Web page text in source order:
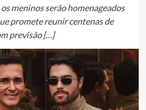
meninos serão homenageados
promete reunir centenas de
previsão […]